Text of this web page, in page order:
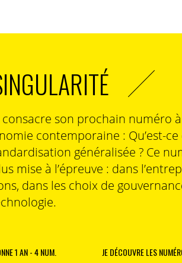
consacre son prochain numéro
contemporaine : Qu’est-ce
généralisée ? Ce
mise à l’épreuve : dans
dans les choix de
1 AN - 4 NUM. JE DÉCOUVRE LES